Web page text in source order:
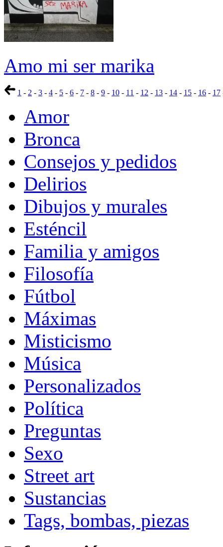
Amo mi ser marika
1 - 2 - 3 - 4 - 5 - 6 - 7 - 8 - 9 - 10 - 11 - 12 - 13 - 14 - 15 - 16 - 17
Amor
Bronca
Consejos y pedidos
Delirios
Dibujos y murales
Esténcil
Familia y amigos
Filosofía
Fútbol
Máximas
Misticismo
Música
Personalizados
Política
Preguntas
Sexo
Street art
Sustancias
Tags, bombas, piezas